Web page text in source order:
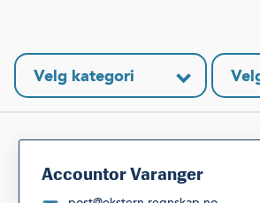
Velg kategori
Accountor Varanger